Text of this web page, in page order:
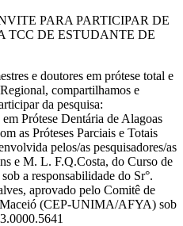
PARA PARTICIPAR DE
TCC DE ESTUDANTE DE
e doutores em prótese total e
compartilhamos e
da pesquisa:
Prótese Dentária de Alagoas
as Próteses Parciais e Totais
pelos/as pesquisadores/as
e M. L. F.Q.Costa, do Curso de
a responsabilidade do Sr°.
aprovado pelo Comitê de
(CEP-UNIMA/AFYA) sob